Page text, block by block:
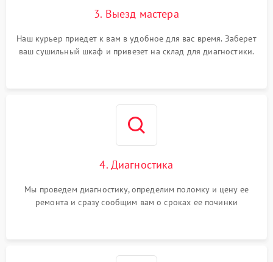
3. Выезд мастера
Наш курьер приедет к вам в удобное для вас время. Заберет
ваш сушильный шкаф и привезет на склад для диагностики.
4. Диагностика
Мы проведем диагностику, определим поломку и цену ее
ремонта и сразу сообщим вам о сроках ее починки